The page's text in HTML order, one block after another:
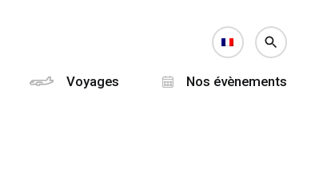
Voyages Nos évènements